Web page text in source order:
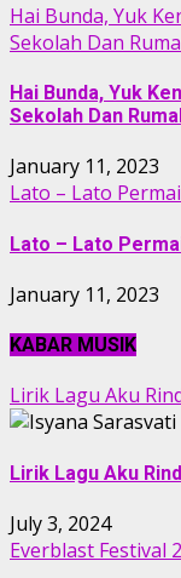
Hai Bunda, Yuk
Sekolah Dan
Hai Bunda, Yuk
Sekolah Dan
January 11, 2023
Lato – Lato
Lato – Lato
January 11, 2023
KABAR MUSIK
Lirik Lagu Aku
Lirik Lagu Aku
July 3, 2024
Everblast Festival